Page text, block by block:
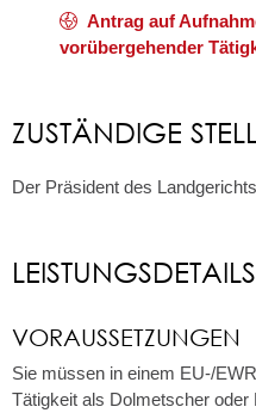
Antrag auf
vorübergehender
ZUSTÄNDIGE
Der Präsident des
LEISTUNGSDETAILS
VORAUSSETZUNGEN
Sie müssen in einem EU-/
Tätigkeit als Dolmetscher